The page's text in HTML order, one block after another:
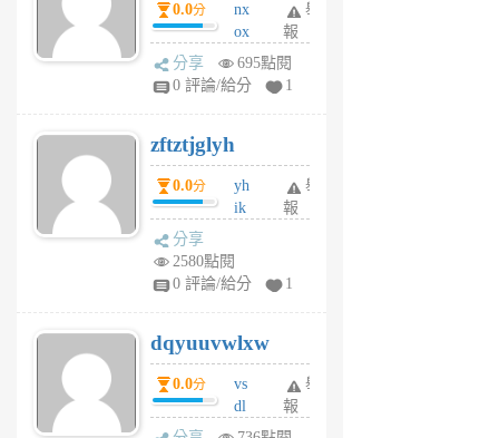
月
前
0.0分
nx
ox
rh
pe
月
前
舉
報
分享
695點閱
0 評論/給分
1
zftztjglyh
0.0分
yh
ik
tu
6
個
月
前
舉
報
分享
2580點閱
0 評論/給分
1
dqyuuvwlxw
0.0分
vs
dl
sq
舉
報